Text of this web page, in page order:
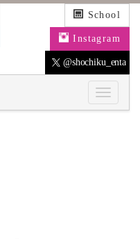
School
Instagram
@shochiku_enta